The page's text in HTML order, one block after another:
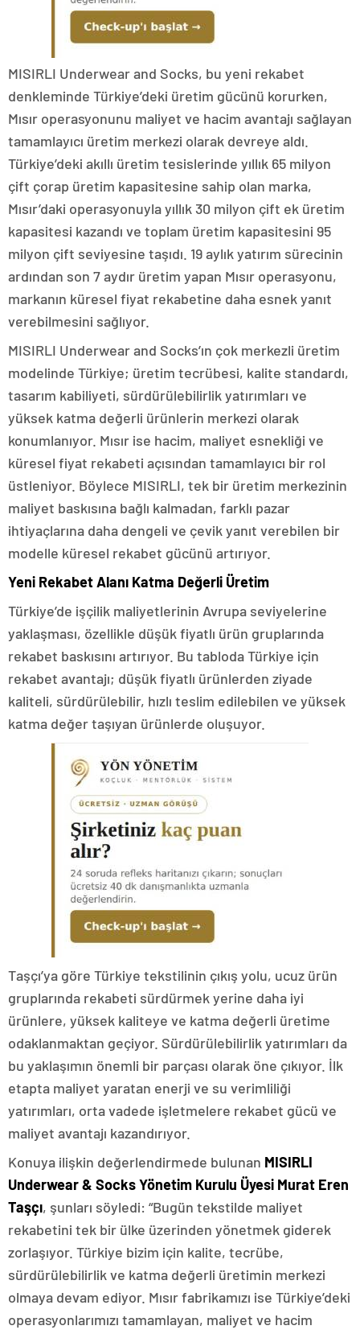
MISIRLI Underwear and Socks, bu yeni rekabet
denkleminde Türkiye’deki üretim gücünü korurken,
Mısır operasyonunu maliyet ve hacim avantajı sağlayan
tamamlayıcı üretim merkezi olarak devreye aldı.
Türkiye’deki akıllı üretim tesislerinde yıllık 65 milyon
çift çorap üretim kapasitesine sahip olan marka,
Mısır’daki operasyonuyla yıllık 30 milyon çift ek üretim
kapasitesi kazandı ve toplam üretim kapasitesini 95
milyon çift seviyesine taşıdı. 19 aylık yatırım sürecinin
ardından son 7 aydır üretim yapan Mısır operasyonu,
markanın küresel fiyat rekabetine daha esnek yanıt
verebilmesini sağlıyor.
MISIRLI Underwear and Socks’ın çok merkezli üretim
modelinde Türkiye; üretim tecrübesi, kalite standardı,
tasarım kabiliyeti, sürdürülebilirlik yatırımları ve
yüksek katma değerli ürünlerin merkezi olarak
konumlanıyor. Mısır ise hacim, maliyet esnekliği ve
küresel fiyat rekabeti açısından tamamlayıcı bir rol
üstleniyor. Böylece MISIRLI, tek bir üretim merkezinin
maliyet baskısına bağlı kalmadan, farklı pazar
ihtiyaçlarına daha dengeli ve çevik yanıt verebilen bir
modelle küresel rekabet gücünü artırıyor.
Yeni Rekabet Alanı Katma Değerli Üretim
Türkiye’de işçilik maliyetlerinin Avrupa seviyelerine
yaklaşması, özellikle düşük fiyatlı ürün gruplarında
rekabet baskısını artırıyor. Bu tabloda Türkiye için
rekabet avantajı; düşük fiyatlı ürünlerden ziyade
kaliteli, sürdürülebilir, hızlı teslim edilebilen ve yüksek
katma değer taşıyan ürünlerde oluşuyor.
Taşçı’ya göre Türkiye tekstilinin çıkış yolu, ucuz ürün
gruplarında rekabeti sürdürmek yerine daha iyi
ürünlere, yüksek kaliteye ve katma değerli üretime
odaklanmaktan geçiyor. Sürdürülebilirlik yatırımları da
bu yaklaşımın önemli bir parçası olarak öne çıkıyor. İlk
etapta maliyet yaratan enerji ve su verimliliği
yatırımları, orta vadede işletmelere rekabet gücü ve
maliyet avantajı kazandırıyor.
Konuya ilişkin değerlendirmede bulunan MISIRLI
Underwear & Socks Yönetim Kurulu Üyesi Murat Eren
Taşçı, şunları söyledi: “Bugün tekstilde maliyet
rekabetini tek bir ülke üzerinden yönetmek giderek
zorlaşıyor. Türkiye bizim için kalite, tecrübe,
sürdürülebilirlik ve katma değerli üretimin merkezi
olmaya devam ediyor. Mısır fabrikamızı ise Türkiye’deki
operasyonlarımızı tamamlayan, maliyet ve hacim